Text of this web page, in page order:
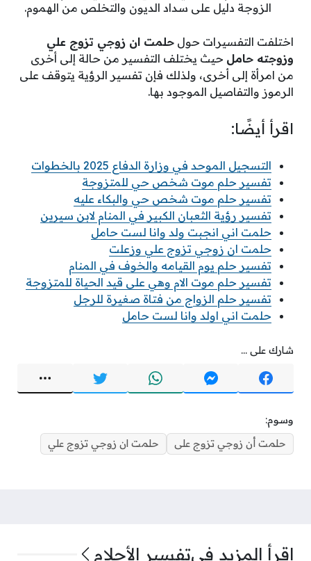
الزوجة دليل على سداد الديون والتخلص من الهموم.
اختلفت التفسيرات حول حلمت ان زوجي تزوج علي
وزوجته حامل حيث يختلف التفسير من حالة إلى أخرى
من امرأة إلى أخرى، ولذلك فإن تفسير الرؤية يتوقف على
الرموز والتفاصيل الموجود بها.
اقرأ أيضًا:
التسجيل الموحد في وزارة الدفاع 2025 بالخطوات
تفسير حلم موت شخص حي للمتزوجة
تفسير حلم موت شخص حي والبكاء عليه
تفسير رؤية الثعبان الكبير في المنام لابن سيرين
حلمت اني انجبت ولد وانا لست حامل
حلمت ان زوجي تزوج علي وزعلت
تفسير حلم يوم القيامه والخوف في المنام
تفسير حلم موت الام وهي على قيد الحياة للمتزوجة
تفسير حلم الزواج من فتاة صغيرة للرجل
حلمت اني اولد وانا لست حامل
شارك على ...
وسوم:
حلمت أن زوجي تزوج على
حلمت ان زوجي تزوج علي
اقرأ المزيد فيتفسير الأحلام